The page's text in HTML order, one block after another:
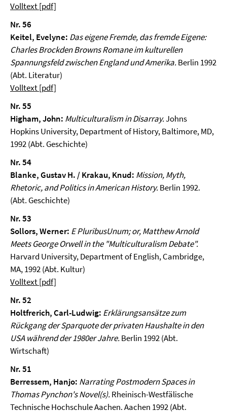
Volltext [pdf]
Nr. 56
Keitel, Evelyne: Das eigene Fremde, das fremde Eigene:
Charles Brockden Browns Romane im kulturellen
Spannungsfeld zwischen England und Amerika.Berlin 1992
(Abt. Literatur)
Volltext [pdf]
Nr. 55
Higham, John: Multiculturalism in Disarray.Johns
Hopkins University, Department of History, Baltimore, MD,
1992 (Abt. Geschichte)
Nr. 54
Blanke, Gustav H. / Krakau, Knud: Mission, Myth,
Rhetoric, and Politics in American History.Berlin 1992.
(Abt. Geschichte)
Nr. 53
Sollors, Werner: E PluribusUnum; or, Matthew Arnold
Meets George Orwell in the "Multiculturalism Debate".
Harvard University, Department of English, Cambridge,
MA, 1992 (Abt. Kultur)
Volltext [pdf]
Nr. 52
Holtfrerich, Carl-Ludwig: Erklärungsansätze zum
Rückgang der Sparquote der privaten Haushalte in den
USA während der 1980er Jahre.Berlin 1992 (Abt.
Wirtschaft)
Nr. 51
Berressem, Hanjo: Narrating Postmodern Spaces in
Thomas Pynchon's Novel(s).Rheinisch-Westfälische
Technische Hochschule Aachen. Aachen 1992 (Abt.